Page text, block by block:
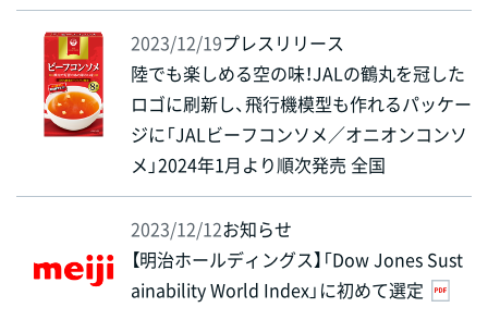
2023/12/19プレスリリース
陸でも楽しめる空の味！JALの鶴丸を冠した
ロゴに刷新し、飛行機模型も作れるパッケー
ジに「JALビーフコンソメ／オニオンコンソ
メ」2024年1月より順次発売 全国
2023/12/12お知らせ
【明治ホールディングス】「Dow Jones Sust
ainability World Index」に初めて選定